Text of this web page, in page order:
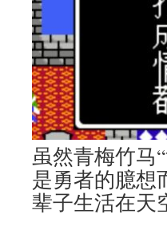
虽然青梅竹马
是勇者的臆想
辈子生活在天